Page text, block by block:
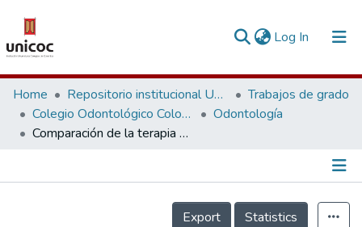
Log In (current)
Communities & Collections
Research Outputs
People
Home Repositorio institucional Unicoc, RI-unicoc
Trabajos de grado
Colegio Odontológico Colombiano
Odontología
Comparación de la terapia natural con propóleo frente a la farmacológica con clorhexidina en el tratamiento de la estomatitis aftosa no traumática. Revisión de la literatura
Información de la Publicación
Export
Statistics